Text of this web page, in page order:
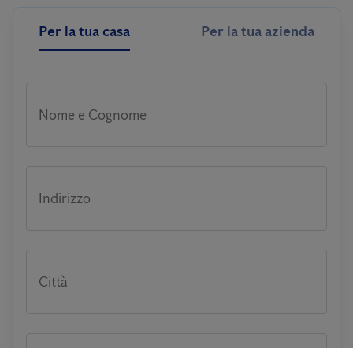
Per la tua casa Per la tua azienda
Nome e Cognome
Indirizzo
Città